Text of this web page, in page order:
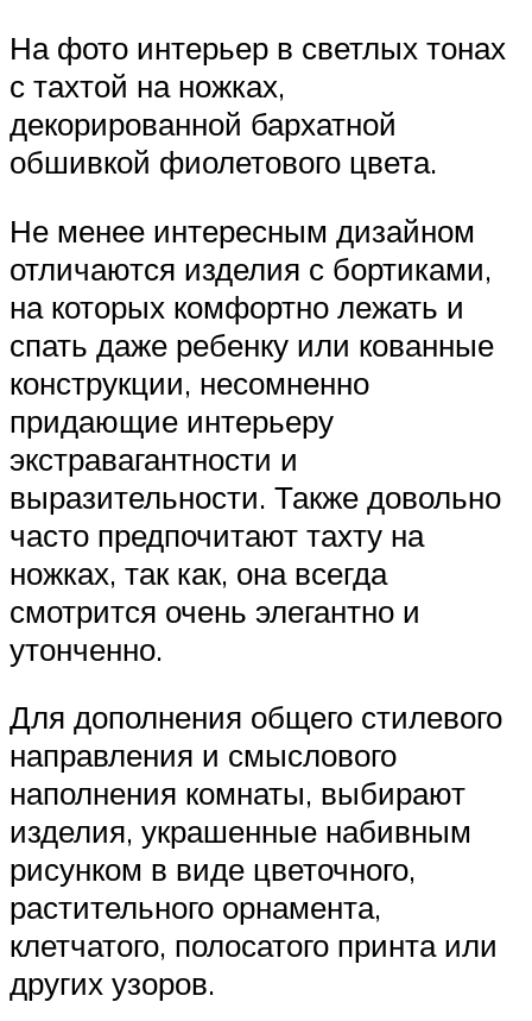
На фото интерьер в светлых тонах
с тахтой на ножках,
декорированной бархатной
обшивкой фиолетового цвета.
Не менее интересным дизайном
отличаются изделия с бортиками,
на которых комфортно лежать и
спать даже ребенку или кованные
конструкции, несомненно
придающие интерьеру
экстравагантности и
выразительности. Также довольно
часто предпочитают тахту на
ножках, так как, она всегда
смотрится очень элегантно и
утонченно.
Для дополнения общего стилевого
направления и смыслового
наполнения комнаты, выбирают
изделия, украшенные набивным
рисунком в виде цветочного,
растительного орнамента,
клетчатого, полосатого принта или
других узоров.